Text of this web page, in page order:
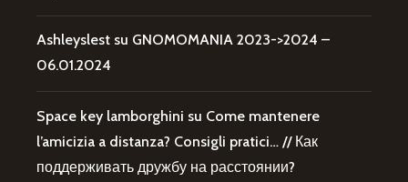
Ashleyslest su GNOMOMANIA 2023->2024 –
06.01.2024
Space key lamborghini su Come mantenere
l’amicizia a distanza? Consigli pratici… // Как
поддерживать дружбу на расстоянии?